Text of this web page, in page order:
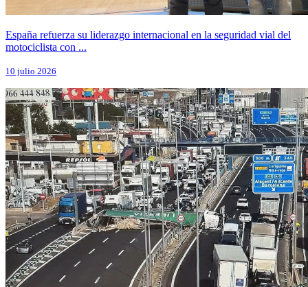
España refuerza su liderazgo internacional en la seguridad vial del
motociclista con ...
10 julio 2026